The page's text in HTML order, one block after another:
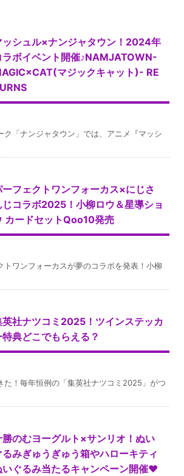
ッシュル×ナンジャタウン！2024年
ラボイベント開催♪NAMJATOWN-
マジックキャット)- RE
ク「ナンジャタウン」では、アニメ『マッシ
ーフェクトワンフォーカス×にじさ
じコラボ2025！小柳ロウ＆星導ショ
カードセットQoo10発売
トワンフォーカスが夢のコラボを発表！小柳
英社ナツコミ2025！ツインステッカ
特典どこでもらえる？
た！毎年恒例の「集英社ナツコミ2025」がつ
勝のむヨーグルト×サンリオ！ぬい
るみぎゅうぎゅう箱やハローキティ
いぐるみ当たるキャンペーン開催♥